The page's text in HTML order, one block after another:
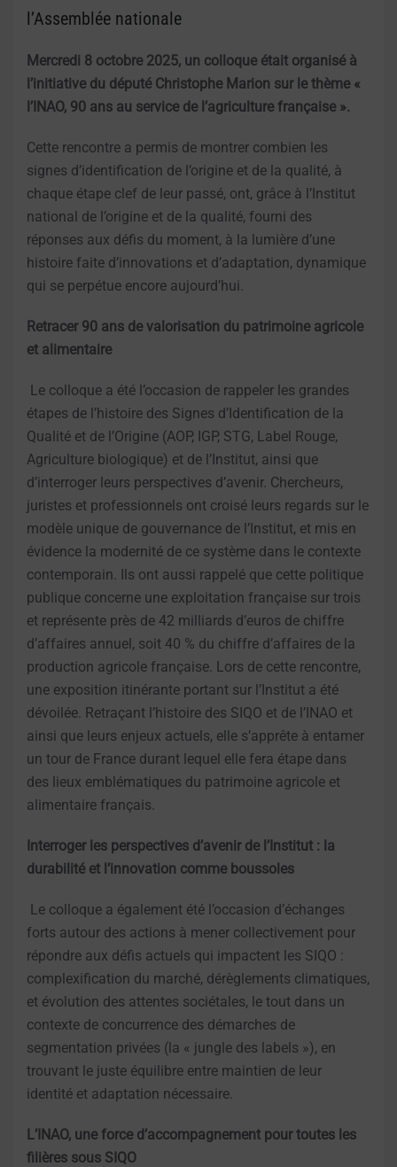
l’Assemblée nationale
Mercredi 8 octobre 2025, un colloque était organisé à
l’initiative du député Christophe Marion sur le thème «
l’INAO, 90 ans au service de l’agriculture française ».
Cette rencontre a permis de montrer combien les
signes d’identification de l’origine et de la qualité, à
chaque étape clef de leur passé, ont, grâce à l’Institut
national de l’origine et de la qualité, fourni des
réponses aux défis du moment, à la lumière d’une
histoire faite d’innovations et d’adaptation, dynamique
qui se perpétue encore aujourd’hui.
Retracer 90 ans de valorisation du patrimoine agricole
et alimentaire
Le colloque a été l’occasion de rappeler les grandes
étapes de l’histoire des Signes d’Identification de la
Qualité et de l’Origine (AOP, IGP, STG, Label Rouge,
Agriculture biologique) et de l’Institut, ainsi que
d’interroger leurs perspectives d’avenir. Chercheurs,
juristes et professionnels ont croisé leurs regards sur le
modèle unique de gouvernance de l’Institut, et mis en
évidence la modernité de ce système dans le contexte
contemporain. Ils ont aussi rappelé que cette politique
publique concerne une exploitation française sur trois
et représente près de 42 milliards d’euros de chiffre
d’affaires annuel, soit 40 % du chiffre d’affaires de la
production agricole française. Lors de cette rencontre,
une exposition itinérante portant sur l’Institut a été
dévoilée. Retraçant l’histoire des SIQO et de l’INAO et
ainsi que leurs enjeux actuels, elle s’apprête à entamer
un tour de France durant lequel elle fera étape dans
des lieux emblématiques du patrimoine agricole et
alimentaire français.
Interroger les perspectives d’avenir de l’Institut : la
durabilité et l’innovation comme boussoles
Le colloque a également été l’occasion d’échanges
forts autour des actions à mener collectivement pour
répondre aux défis actuels qui impactent les SIQO :
complexification du marché, dérèglements climatiques,
et évolution des attentes sociétales, le tout dans un
contexte de concurrence des démarches de
segmentation privées (la « jungle des labels »), en
trouvant le juste équilibre entre maintien de leur
identité et adaptation nécessaire.
L’INAO, une force d’accompagnement pour toutes les
filières sous SIQO